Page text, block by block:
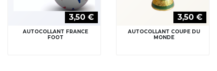
3,50 €
AUTOCOLLANT FRANCE
FOOT
3,50 €
AUTOCOLLANT COUPE DU
MONDE